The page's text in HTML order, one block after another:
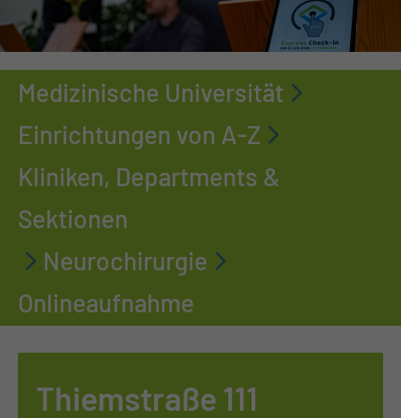
Medizinische Universität
Einrichtungen von A-Z
Kliniken, Departments &
Sektionen
Neurochirurgie
Onlineaufnahme
Thiemstraße 111